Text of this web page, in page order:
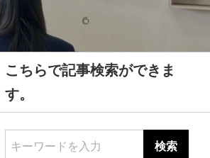
こちらで記事検索ができま
す。
キーワードを入力